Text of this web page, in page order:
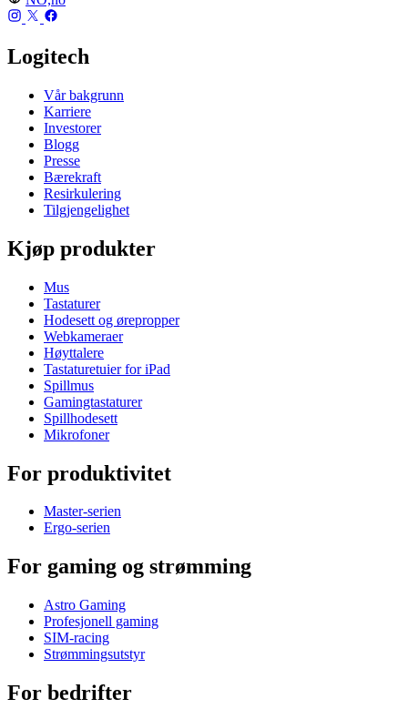
Logitech
Vår bakgrunn
Karriere
Investorer
Blogg
Presse
Bærekraft
Resirkulering
Tilgjengelighet
Kjøp produkter
Mus
Tastaturer
Hodesett og ørepropper
Webkameraer
Høyttalere
Tastaturetuier for iPad
Spillmus
Gamingtastaturer
Spillhodesett
Mikrofoner
For produktivitet
Master-serien
Ergo-serien
For gaming og strømming
Astro Gaming
Profesjonell gaming
SIM-racing
Strømmingsutstyr
For bedrifter